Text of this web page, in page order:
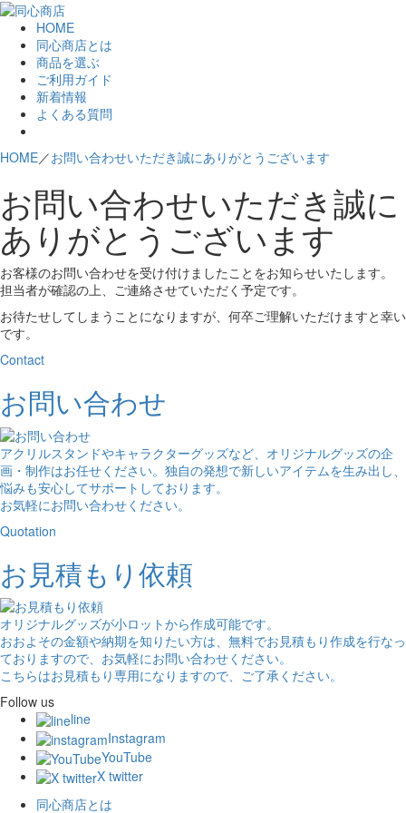
HOME
同心商店とは
商品を選ぶ
ご利用ガイド
新着情報
よくある質問
HOME／お問い合わせいただき誠にありがとうございます
お問い合わせいただき誠に
ありがとうございます
お客様のお問い合わせを受け付けましたことをお知らせいたします。
担当者が確認の上、ご連絡させていただく予定です。
お待たせしてしまうことになりますが、何卒ご理解いただけますと幸い
です。
Contact
お問い合わせ
アクリルスタンドやキャラクターグッズなど、オリジナルグッズの企
画・制作はお任せください。独自の発想で新しいアイテムを生み出し、
悩みも安心してサポートしております。
お気軽にお問い合わせください。
Quotation
お見積もり依頼
オリジナルグッズが小ロットから作成可能です。
おおよその金額や納期を知りたい方は、無料でお見積もり作成を行なっ
ておりますので、お気軽にお問い合わせください。
こちらはお見積もり専用になりますので、ご了承ください。
Follow us
line
Instagram
YouTube
X twitter
同心商店とは